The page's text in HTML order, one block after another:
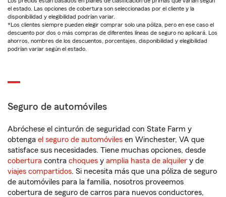
el estado. Las opciones de cobertura son seleccionadas por el cliente y la
disponibilidad y elegibilidad podrían variar.
*Los clientes siempre pueden elegir comprar solo una póliza, pero en ese caso el
descuento por dos o más compras de diferentes líneas de seguro no aplicará. Los
ahorros, nombres de los descuentos, porcentajes, disponibilidad y elegibilidad
podrían variar según el estado.
Seguro de automóviles
Abróchese el cinturón de seguridad con State Farm y
obtenga el seguro de automóviles en Winchester, VA que
satisface sus necesidades. Tiene muchas opciones, desde
cobertura contra choques y amplia hasta de alquiler y de
viajes compartidos. Si necesita más que una póliza de seguro
de automóviles para la familia, nosotros proveemos
cobertura de seguro de carros para nuevos conductores,